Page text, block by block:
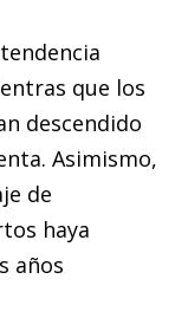
que los
descendido
Asimismo,
de
haya
años